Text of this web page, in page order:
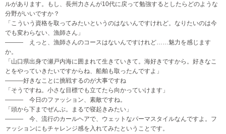
ルがあります。もし、長州力さんが10代に戻って勉強するとしたらどのような
分野がいいですか？
「こういう資格を取ってみたいというのはないんですけれど。なりたいのは今
でも変わらない、漁師さん」
――― えっと、漁師さんのコースはないんですけれど……魅力を感じます
か。
「山口県出身で瀬戸内海に囲まれて生きていきて。海好きですから。好きなこ
とをやっていきたいですからね、船舶も取ったんですよ」
―――好きなことに挑戦するのが大事ですね
「そうですね。小さな目標でも立てたら向かっていけます」
――― 今日のファッション、素敵ですね。
「頭から下までぜんぶ。まるで寝起きみたい」
――― 今、流行のカールヘアで、ウェットなパーマスタイルなんですよ。フ
ァッションにもチャレンジ感を入れてみたということです。